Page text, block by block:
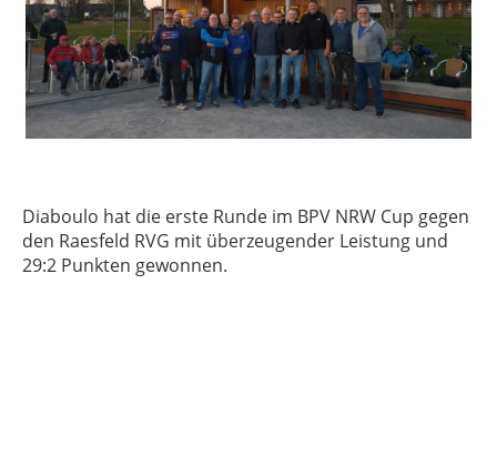
Diaboulo hat die erste Runde im BPV NRW Cup gegen
den Raesfeld RVG mit überzeugender Leistung und
29:2 Punkten gewonnen.